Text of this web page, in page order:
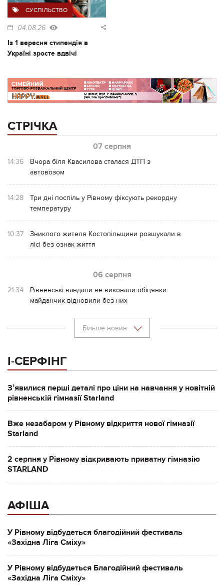
СУСПІЛЬСТВО
04.08.26
Із 1 вересня стипендія в
Україні зросте вдвічі
СТРІЧКА
07 серпня
14:36
Вчора біля Квасилова сталася ДТП з
автовозом
14:28
Три дні поспіль у Рівному фіксують рекордну
температуру
10:37
Зниклого жителя Костопільщини розшукали в
лісі без ознак життя
06 серпня
21:34
Рівненські вандали не виконали обіцянки:
майданчик відновили без них
Більше новин
І-СЕРФІНГ
Зʼявилися перші деталі про ціни на навчання у новітній
рівненській гімназії Starland
Вже незабаром у Рівному відкриття нової гімназії
Starland
2 серпня у Рівному відкривають приватну гімназію
STARLAND
АФІША
У Рівному відбудеться благодійний фестиваль
«Західна Ліга Сміху»
У Рівному відбудеться Благодійний фестиваль
«Західна Ліга Сміху»